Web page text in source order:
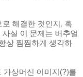
해결한 것인지, 혹
실 이 문제는 버추얼
상 찜찜하게 생각하
가상머신 이미지(?)를